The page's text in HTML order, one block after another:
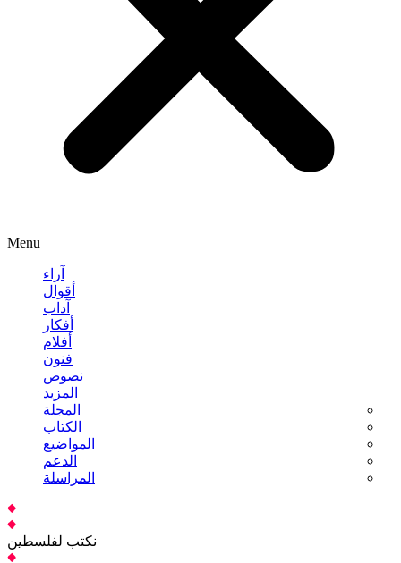
Menu
آراء
أقوال
آداب
أفكار
أفلام
فنون
نصوص
المزيد
المجلة
الكتاب
المواضيع
الدعم
المراسلة
نكتب لفلسطين